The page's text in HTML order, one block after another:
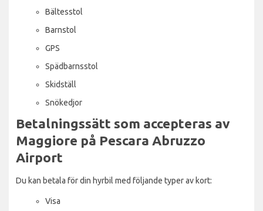
Bältesstol
Barnstol
GPS
Spädbarnsstol
Skidställ
Snökedjor
Betalningssätt som accepteras av
Maggiore på Pescara Abruzzo
Airport
Du kan betala för din hyrbil med följande typer av kort:
Visa